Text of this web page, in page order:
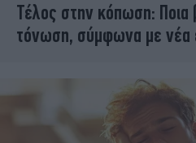
Τέλος στην κόπωση: Ποια
τόνωση, σύμφωνα με νέα